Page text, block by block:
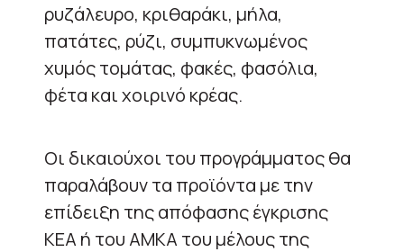
ρυζάλευρο, κριθαράκι, μήλα,
πατάτες, ρύζι, συμπυκνωμένος
χυμός τομάτας, φακές, φασόλια,
φέτα και χοιρινό κρέας.
Οι δικαιούχοι του προγράμματος θα
παραλάβουν τα προϊόντα με την
επίδειξη της απόφασης έγκρισης
ΚΕΑ ή του ΑΜΚΑ του μέλους της